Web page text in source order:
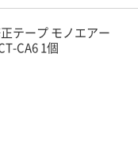
正テープ モノエアー
CA6 1個